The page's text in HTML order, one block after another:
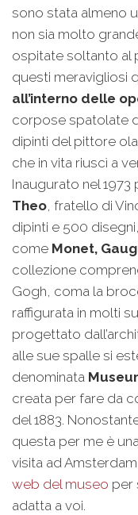
sono stata almeno
non sia molto
ospitate soltanto al
questi meravigliosi
all’interno delle
corpose spatolate
dipinti del pittore
che in vita riuscì a
Inaugurato nel
Theo, fratello di
dipinti e 500
come Monet,
collezione
Gogh, coma la
raffigurata in molti
progettato
alle sue spalle si
denominata
creata per fare da
del 1883.
questa per me è
visita ad
web del museo per
adatta a voi.